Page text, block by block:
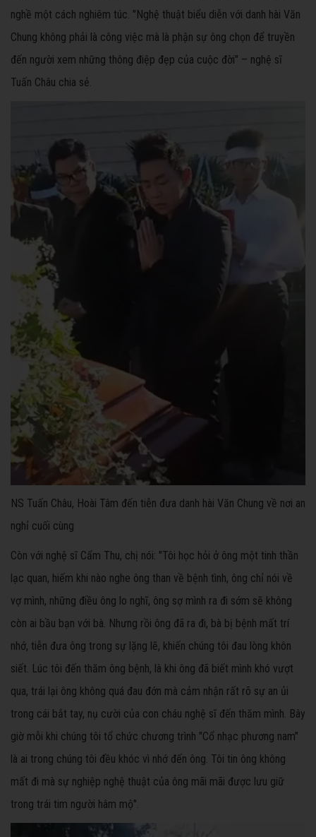
nghề một cách nghiêm túc. "Nghệ thuật biểu diễn với danh hài Văn
Chung không phải là công việc mà là phận sự ông chọn để truyền
đến người xem những thông điệp đẹp của cuộc đời" – nghệ sĩ
Tuấn Châu chia sẻ.
NS Tuấn Châu, Hoài Tâm đến tiễn đưa danh hài Văn Chung về nơi an
nghỉ cuối cùng
Còn với nghệ sĩ Cẩm Thu, chị nói: "Tôi học hỏi ở ông một tinh thần
lạc quan, hiếm khi nào nghe ông than về bệnh tình, ông chỉ nói về
vợ mình, những điều ông lo nghĩ, ông sợ mình ra đi sớm sẽ không
còn ai bầu bạn với bà. Nhưng rồi ông đã ra đi, bà bị bệnh mất trí
nhớ, tiễn đưa ông trong sự lặng lẽ, khiến chúng tôi đau lòng khôn
siết. Lúc tôi đến thăm ông bệnh, là khi ông đã biết mình khó vượt
qua, trái lại ông không quá đau đớn mà cảm nhận rất rõ sự an ủi
trong cái bắt tay, nụ cười của con cháu nghệ sĩ đến thăm mình. Bây
giờ mỗi khi chúng tôi tổ chức chương trình "Cổ nhạc phương nam"
là ai trong chúng tôi đều khóc vì nhớ đến ông. Tôi tin ông không
mất đi mà sự nghiệp nghệ thuật của ông mãi mãi được lưu giữ
trong trái tim người hâm mộ".